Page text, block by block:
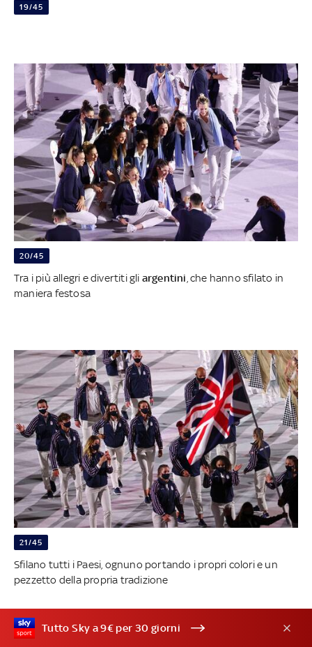
19/45
20/45
Tra i più allegri e divertiti gli argentini , che hanno sfilato in
maniera festosa
21/45
Sfilano tutti i Paesi, ognuno portando i propri colori e un
pezzetto della propria tradizione
Tutto Sky a 9€ per 30 giorni